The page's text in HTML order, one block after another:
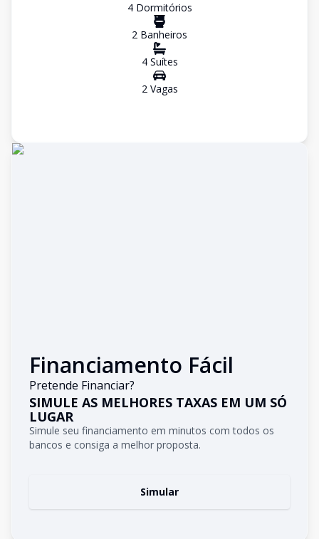
4Dormitórios
2 Banheiros
4Suítes
2Vagas
Financiamento Fácil
Pretende Financiar?
SIMULE AS MELHORES TAXAS EM UM SÓ
LUGAR
Simule seu financiamento em minutos com todos os
bancos e consiga a melhor proposta.
Simular